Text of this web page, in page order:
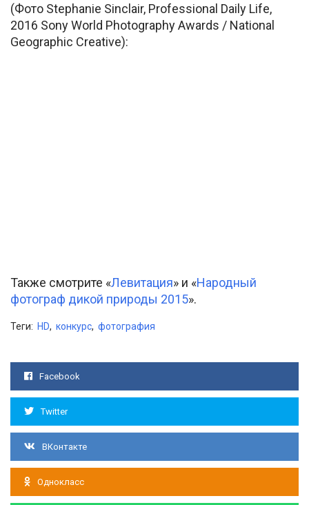
(Фото Stephanie Sinclair, Professional Daily Life,
2016 Sony World Photography Awards / National
Geographic Creative):
Также смотрите «Левитация» и «Народный
фотограф дикой природы 2015».
Теги: HD, конкурс, фотография
Facebook
Twitter
ВКонтакте
Однокласс